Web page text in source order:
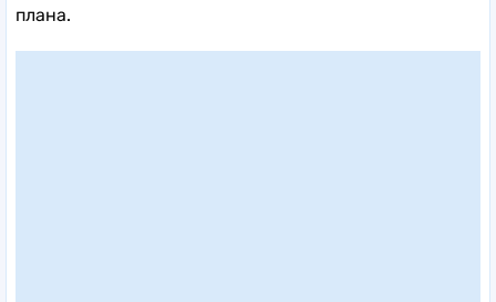
плана.